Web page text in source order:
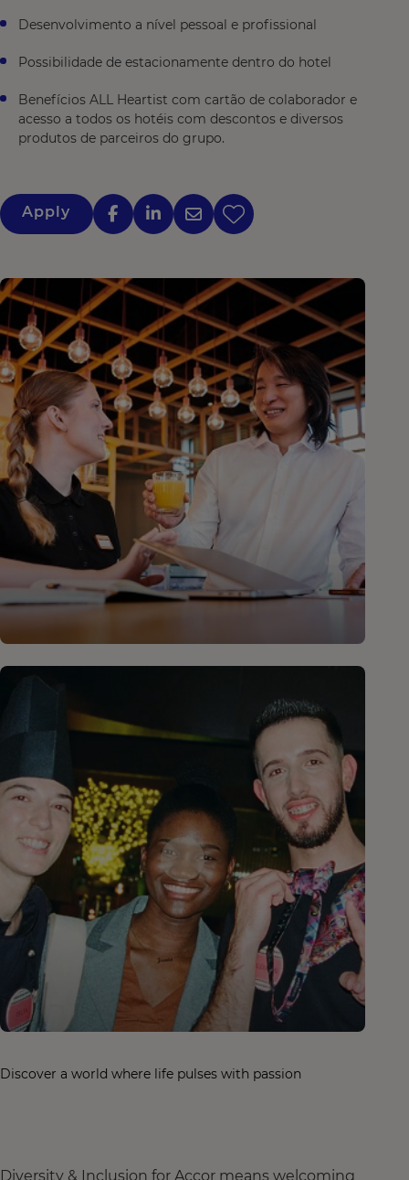
Desenvolvimento a nível pessoal e profissional
Possibilidade de estacionamente dentro do hotel
Benefícios ALL Heartist com cartão de colaborador e
acesso a todos os hotéis com descontos e diversos
produtos de parceiros do grupo.
Apply
Discover a world where life pulses with passion
Diversity & Inclusion for Accor means welcoming